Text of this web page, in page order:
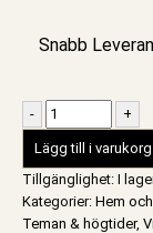
Snabb
- +
Lägg till i varukorg
Tillgänglighet: I
Kategorier: Hem
Teman & högtider,